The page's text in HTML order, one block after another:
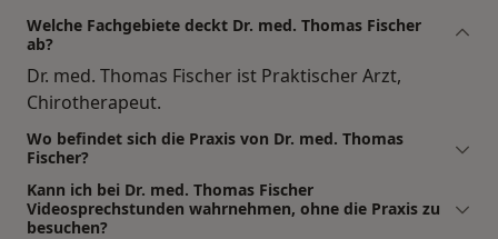
Welche Fachgebiete deckt Dr. med. Thomas Fischer
ab?
Dr. med. Thomas Fischer ist Praktischer Arzt,
Chirotherapeut.
Wo befindet sich die Praxis von Dr. med. Thomas
Fischer?
Kann ich bei Dr. med. Thomas Fischer
Videosprechstunden wahrnehmen, ohne die Praxis zu
besuchen?